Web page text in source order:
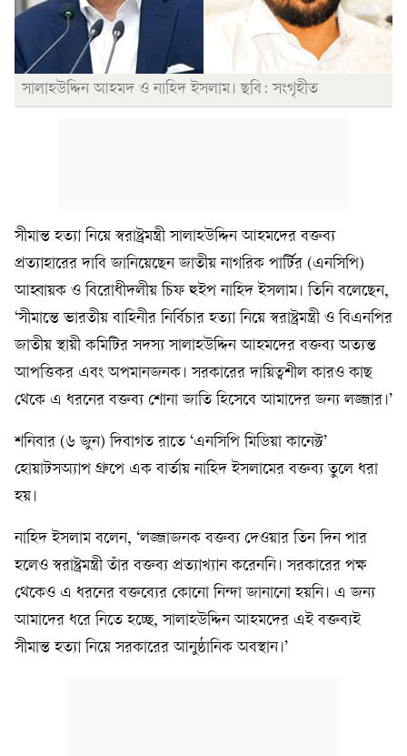
সালাহউদ্দিন আহমদ ও নাহিদ ইসলাম। ছবি: সংগৃহীত
সীমান্ত হত্যা নিয়ে স্বরাষ্ট্রমন্ত্রী সালাহউদ্দিন আহমদের বক্তব্য
প্রত্যাহারের দাবি জানিয়েছেন জাতীয় নাগরিক পার্টির (এনসিপি)
আহ্বায়ক ও বিরোধীদলীয় চিফ হুইপ নাহিদ ইসলাম। তিনি বলেছেন,
‘সীমান্তে ভারতীয় বাহিনীর নির্বিচার হত্যা নিয়ে স্বরাষ্ট্রমন্ত্রী ও বিএনপির
জাতীয় স্থায়ী কমিটির সদস্য সালাহউদ্দিন আহমদের বক্তব্য অত্যন্ত
আপত্তিকর এবং অপমানজনক। সরকারের দায়িত্বশীল কারও কাছ
থেকে এ ধরনের বক্তব্য শোনা জাতি হিসেবে আমাদের জন্য লজ্জার।’
শনিবার (৬ জুন) দিবাগত রাতে ‘এনসিপি মিডিয়া কানেক্ট’
হোয়াটসঅ্যাপ গ্রুপে এক বার্তায় নাহিদ ইসলামের বক্তব্য তুলে ধরা
হয়।
নাহিদ ইসলাম বলেন, ‘লজ্জাজনক বক্তব্য দেওয়ার তিন দিন পার
হলেও স্বরাষ্ট্রমন্ত্রী তাঁর বক্তব্য প্রত্যাখ্যান করেননি। সরকারের পক্ষ
থেকেও এ ধরনের বক্তব্যের কোনো নিন্দা জানানো হয়নি। এ জন্য
আমাদের ধরে নিতে হচ্ছে, সালাহউদ্দিন আহমদের এই বক্তব্যই
সীমান্ত হত্যা নিয়ে সরকারের আনুষ্ঠানিক অবস্থান।’